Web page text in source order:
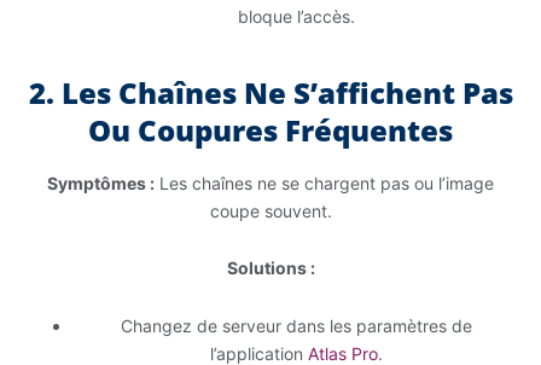
bloque l’accès.
2. Les Chaînes Ne S’affichent Pas
Ou Coupures Fréquentes
Symptômes : Les chaînes ne se chargent pas ou l’image
coupe souvent.
Solutions :
Changez de serveur dans les paramètres de
l’application Atlas Pro.